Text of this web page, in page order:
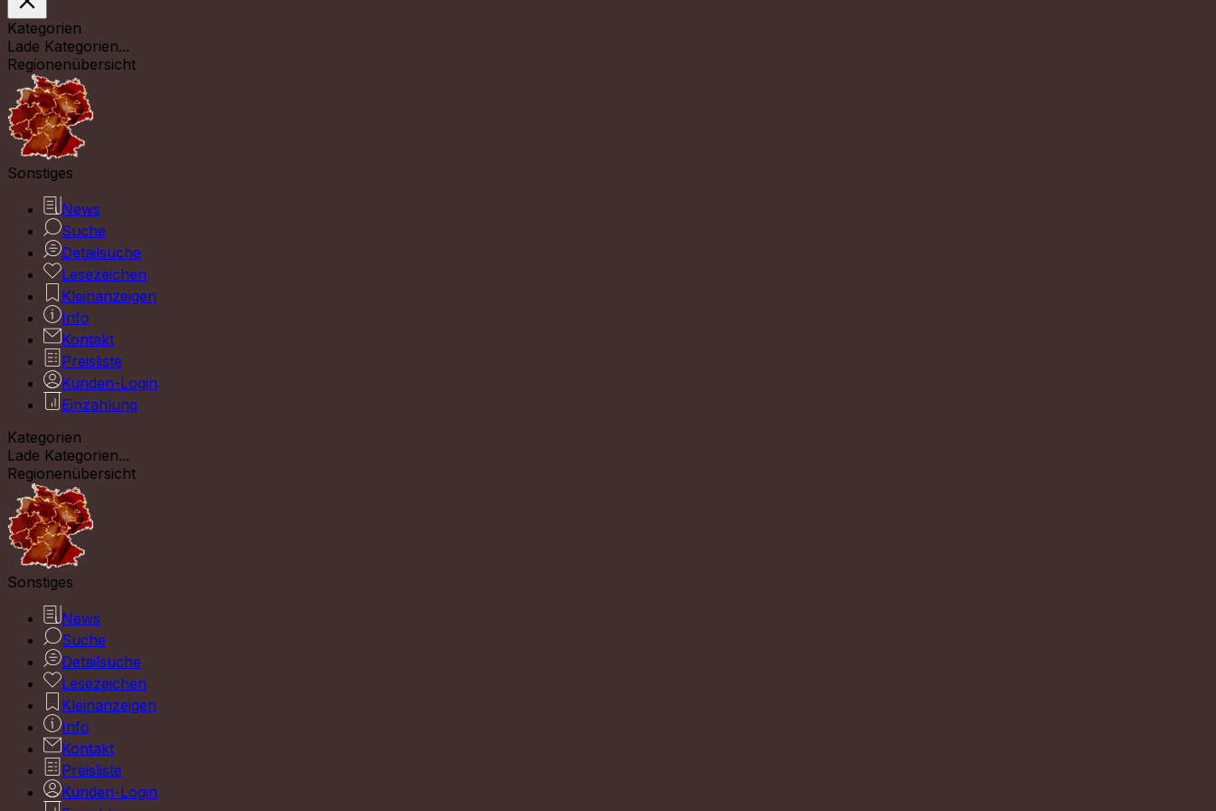
Kategorien
Lade Kategorien...
Regionenübersicht
Sonstiges
News
Suche
Detailsuche
Lesezeichen
Kleinanzeigen
Info
Kontakt
Preisliste
Kunden-Login
Einzahlung
Kategorien
Lade Kategorien...
Regionenübersicht
Sonstiges
News
Suche
Detailsuche
Lesezeichen
Kleinanzeigen
Info
Kontakt
Preisliste
Kunden-Login